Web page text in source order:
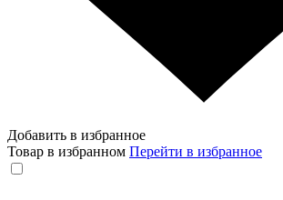
Добавить в избранное
Товар в избранном Перейти в избранное